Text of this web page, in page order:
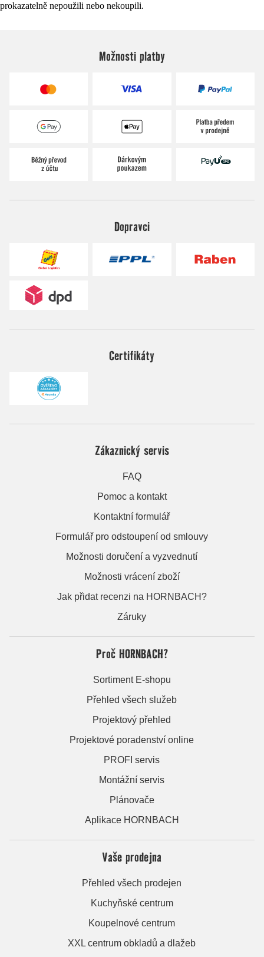
prokazatelně nepoužili nebo nekoupili.
Možnosti platby
Dopravci
Certifikáty
Zákaznický servis
FAQ
Pomoc a kontakt
Kontaktní formulář
Formulář pro odstoupení od smlouvy
Možnosti doručení a vyzvednutí
Možnosti vrácení zboží
Jak přidat recenzi na HORNBACH?
Záruky
Proč HORNBACH?
Sortiment E-shopu
Přehled všech služeb
Projektový přehled
Projektové poradenství online
PROFI servis
Montážní servis
Plánovače
Aplikace HORNBACH
Vaše prodejna
Přehled všech prodejen
Kuchyňské centrum
Koupelnové centrum
XXL centrum obkladů a dlažeb